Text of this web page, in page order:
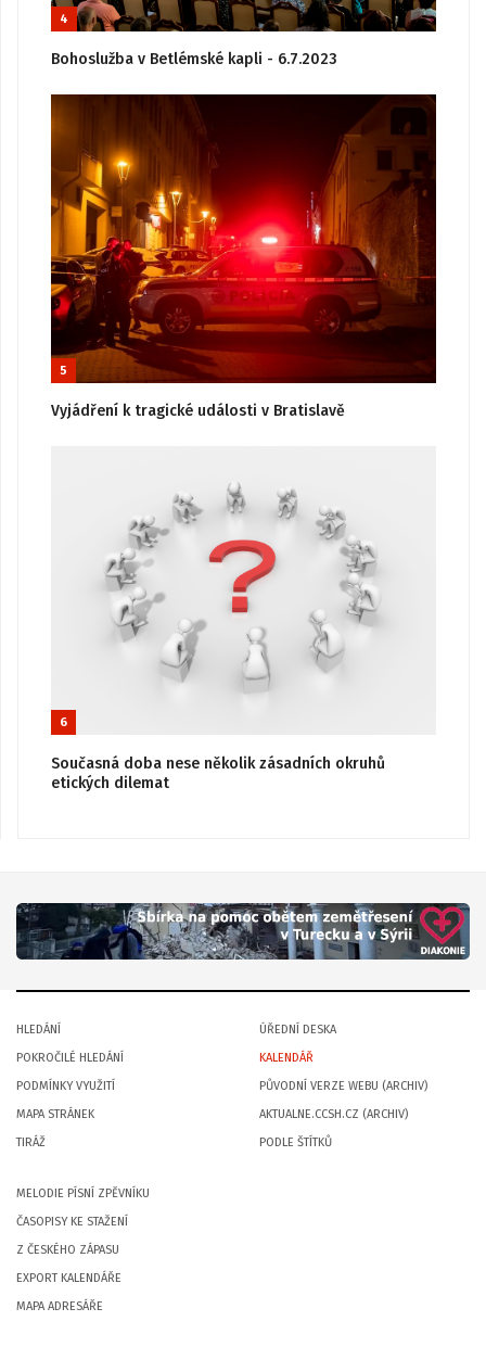
4
Bohoslužba v Betlémské kapli - 6.7.2023
5
Vyjádření k tragické události v Bratislavě
6
Současná doba nese několik zásadních okruhů
etických dilemat
HLEDÁNÍ
POKROČILÉ HLEDÁNÍ
PODMÍNKY VYUŽITÍ
MAPA STRÁNEK
TIRÁŽ
ÚŘEDNÍ DESKA
KALENDÁŘ
PŮVODNÍ VERZE WEBU (ARCHIV)
AKTUALNE.CCSH.CZ (ARCHIV)
PODLE ŠTÍTKŮ
MELODIE PÍSNÍ ZPĚVNÍKU
ČASOPISY KE STAŽENÍ
Z ČESKÉHO ZÁPASU
EXPORT KALENDÁŘE
MAPA ADRESÁŘE